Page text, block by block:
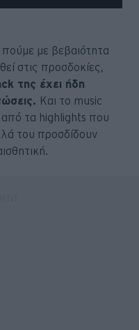
με βεβαιότητα
στις προσδοκίες,
της έχει ήδη
Και το music
από τα highlights που
του προσδίδουν